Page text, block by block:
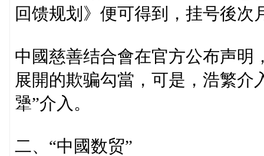
回馈规划》便可得到，挂号後次
中國慈善结合會在官方公布声明
展開的欺骗勾當，可是，浩繁介
犟”介入。
二、“中國数贸”